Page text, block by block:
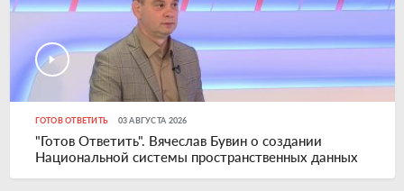
ГОТОВ ОТВЕТИТЬ 03 АВГУСТА 2026
"Готов Ответить". Вячеслав Бувин о создании
Национальной системы пространственных данных